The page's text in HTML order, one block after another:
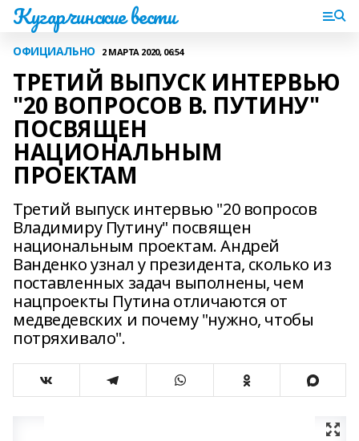
Кугарчинские вести
ОФИЦИАЛЬНО 2 МАРТА 2020, 06:54
ТРЕТИЙ ВЫПУСК ИНТЕРВЬЮ
"20 ВОПРОСОВ В. ПУТИНУ"
ПОСВЯЩЕН
НАЦИОНАЛЬНЫМ
ПРОЕКТАМ
Третий выпуск интервью "20 вопросов
Владимиру Путину" посвящен
национальным проектам. Андрей
Ванденко узнал у президента, сколько из
поставленных задач выполнены, чем
нацпроекты Путина отличаются от
медведевских и почему "нужно, чтобы
потряхивало".